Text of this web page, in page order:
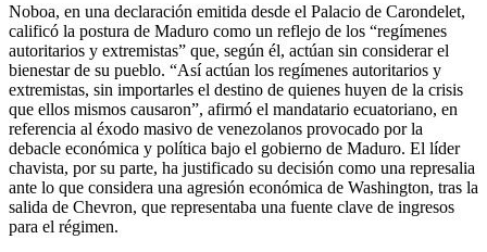
Noboa, en una declaración emitida desde el Palacio de Carondelet,
calificó la postura de Maduro como un reflejo de los “regímenes
autoritarios y extremistas” que, según él, actúan sin considerar el
bienestar de su pueblo. “Así actúan los regímenes autoritarios y
extremistas, sin importarles el destino de quienes huyen de la crisis
que ellos mismos causaron”, afirmó el mandatario ecuatoriano, en
referencia al éxodo masivo de venezolanos provocado por la
debacle económica y política bajo el gobierno de Maduro. El líder
chavista, por su parte, ha justificado su decisión como una represalia
ante lo que considera una agresión económica de Washington, tras la
salida de Chevron, que representaba una fuente clave de ingresos
para el régimen.